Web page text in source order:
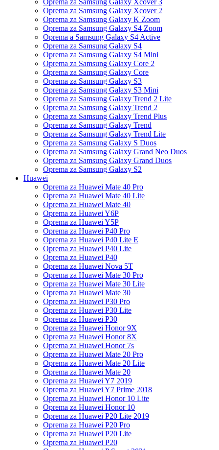
Oprema za Samsung Galaxy Xcover 3
Oprema za Samsung Galaxy Xcover 2
Oprema za Samsung Galaxy K Zoom
Oprema za Samsung Galaxy S4 Zoom
Oprema a Samsung Galaxy S4 Active
Oprema za Samsung Galaxy S4
Oprema za Samsung Galaxy S4 Mini
Oprema za Samsung Galaxy Core 2
Oprema za Samsung Galaxy Core
Oprema za Samsung Galaxy S3
Oprema za Samsung Galaxy S3 Mini
Oprema za Samsung Galaxy Trend 2 Lite
Oprema za Samsung Galaxy Trend 2
Oprema za Samsung Galaxy Trend Plus
Oprema za Samsung Galaxy Trend
Oprema za Samsung Galaxy Trend Lite
Oprema za Samsung Galaxy S Duos
Oprema za Samsung Galaxy Grand Neo Duos
Oprema za Samsung Galaxy Grand Duos
Oprema za Samsung Galaxy S2
Huawei
Oprema za Huawei Mate 40 Pro
Oprema za Huawei Mate 40 Lite
Oprema za Huawei Mate 40
Oprema za Huawei Y6P
Oprema za Huawei Y5P
Oprema za Huawei P40 Pro
Oprema za Huawei P40 Lite E
Oprema za Huawei P40 Lite
Oprema za Huawei P40
Oprema za Huawei Nova 5T
Oprema za Huawei Mate 30 Pro
Oprema za Huawei Mate 30 Lite
Oprema za Huawei Mate 30
Oprema za Huawei P30 Pro
Oprema za Huawei P30 Lite
Oprema za Huawei P30
Oprema za Huawei Honor 9X
Oprema za Huawei Honor 8X
Oprema za Huawei Honor 7s
Oprema za Huawei Mate 20 Pro
Oprema za Huawei Mate 20 Lite
Oprema za Huawei Mate 20
Oprema za Huawei Y7 2019
Oprema za Huawei Y7 Prime 2018
Oprema za Huawei Honor 10 Lite
Oprema za Huawei Honor 10
Oprema za Huawei P20 Lite 2019
Oprema za Huawei P20 Pro
Oprema za Huawei P20 Lite
Oprema za Huawei P20